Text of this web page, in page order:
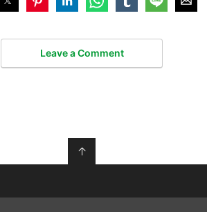
Leave a Comment
↑